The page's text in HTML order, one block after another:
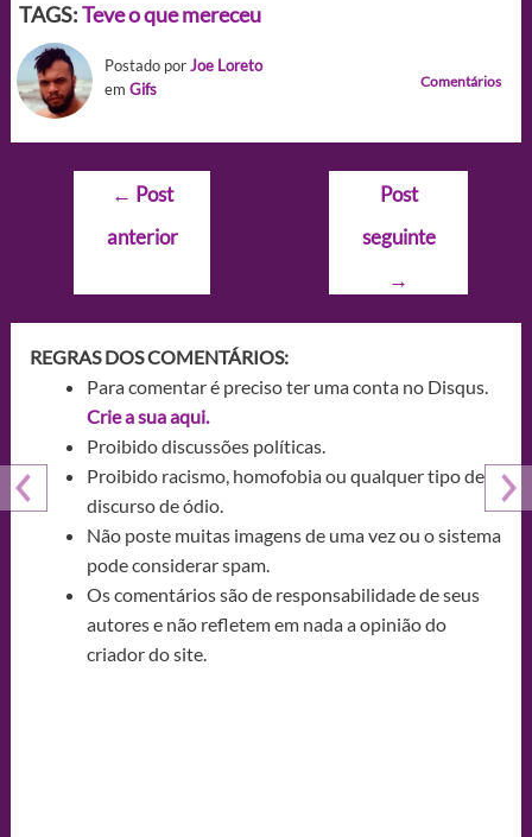
TAGS:Teve o que mereceu
Postado porJoe Loreto
em Gifs Comentários
Navegação
Post
← Post
anterior
Post
seguinte
→
REGRAS DOS COMENTÁRIOS:
Para comentar é preciso ter uma conta no Disqus.
Crie a sua aqui.
Proibido discussões políticas.
Proibido racismo, homofobia ou qualquer tipo de
discurso de ódio.
Não poste muitas imagens de uma vez ou o sistema
pode considerar spam.
Os comentários são de responsabilidade de seus
autores e não refletem em nada a opinião do
criador do site.